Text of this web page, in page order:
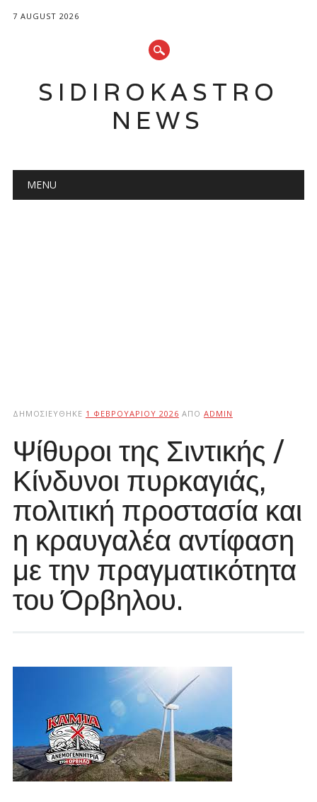
7 AUGUST 2026
SIDIROKASTRO
NEWS
Main menu
MENU
ΔΗΜΟΣΙΕΎΘΗΚΕ 1 ΦΕΒΡΟΥΑΡΊΟΥ 2026 ΑΠΌ ADMIN
Ψίθυροι της Σιντικής /
Κίνδυνοι πυρκαγιάς,
πολιτική προστασία και
η κραυγαλέα αντίφαση
με την πραγματικότητα
του Όρβηλου.